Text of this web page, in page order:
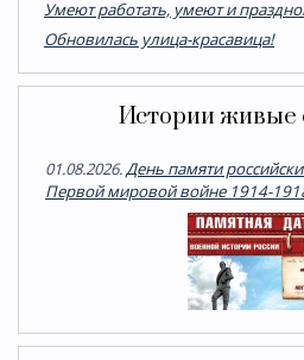
Умеют работать, умеют и
Обновилась улица-красавица!
Истории живые
01.08.2026.День памяти
Первой мировой войне 1914-